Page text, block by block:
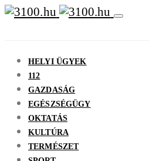
HELYI ÜGYEK
112
GAZDASÁG
EGÉSZSÉGÜGY
OKTATÁS
KULTÚRA
TERMÉSZET